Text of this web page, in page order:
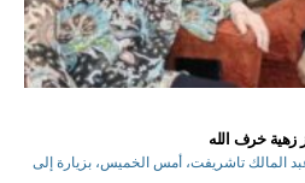
زهية خرف الله
المالك تاشريفت، أمس الخميس، بزيارة إلى